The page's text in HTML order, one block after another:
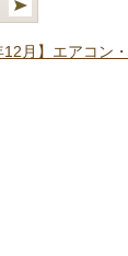
12月】エアコン